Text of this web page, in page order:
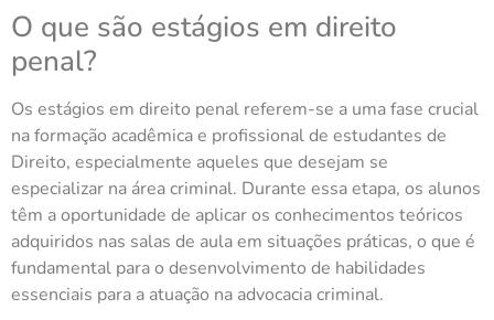
O que são estágios em direito
penal?
Os estágios em direito penal referem-se a uma fase crucial
na formação acadêmica e profissional de estudantes de
Direito, especialmente aqueles que desejam se
especializar na área criminal. Durante essa etapa, os alunos
têm a oportunidade de aplicar os conhecimentos teóricos
adquiridos nas salas de aula em situações práticas, o que é
fundamental para o desenvolvimento de habilidades
essenciais para a atuação na advocacia criminal.